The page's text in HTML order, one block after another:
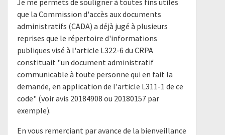
Je me permets de souligner à toutes fins utiles
que la Commission d'accès aux documents
administratifs (CADA) a déjà jugé à plusieurs
reprises que le répertoire d'informations
publiques visé à l'article L322-6 du CRPA
constituait "un document administratif
communicable à toute personne qui en fait la
demande, en application de l'article L311-1 de ce
code" (voir avis 20184908 ou 20180157 par
exemple).
En vous remerciant par avance de la bienveillance